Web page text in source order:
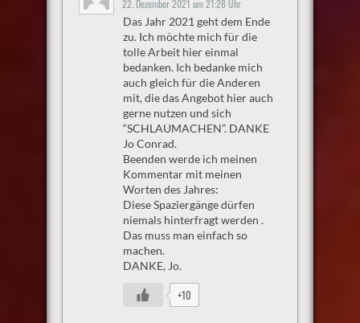
22. Dezember 2021 um 21:28 Uhr
Das Jahr 2021 geht dem Ende
zu. Ich möchte mich für die
tolle Arbeit hier einmal
bedanken. Ich bedanke mich
auch gleich für die Anderen
mit, die das Angebot hier auch
gerne nutzen und sich
“SCHLAUMACHEN”. DANKE
Jo Conrad.
Beenden werde ich meinen
Kommentar mit meinen
Worten des Jahres:
Diese Spaziergänge dürfen
niemals hinterfragt werden .
Das muss man einfach so
machen.
DANKE, Jo.
+10